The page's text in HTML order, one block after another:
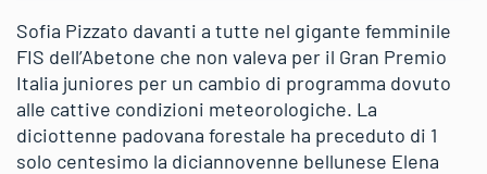
Sofia Pizzato davanti a tutte nel gigante femminile
FIS dell’Abetone che non valeva per il Gran Premio
Italia juniores per un cambio di programma dovuto
alle cattive condizioni meteorologiche. La
diciottenne padovana forestale ha preceduto di 1
solo centesimo la diciannovenne bellunese Elena